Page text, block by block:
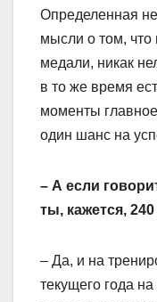
Определенная
мысли о том, что
медали, никак
в то же время
моменты главное
один шанс на
– А если
ты, кажется,
– Да, и на
текущего года